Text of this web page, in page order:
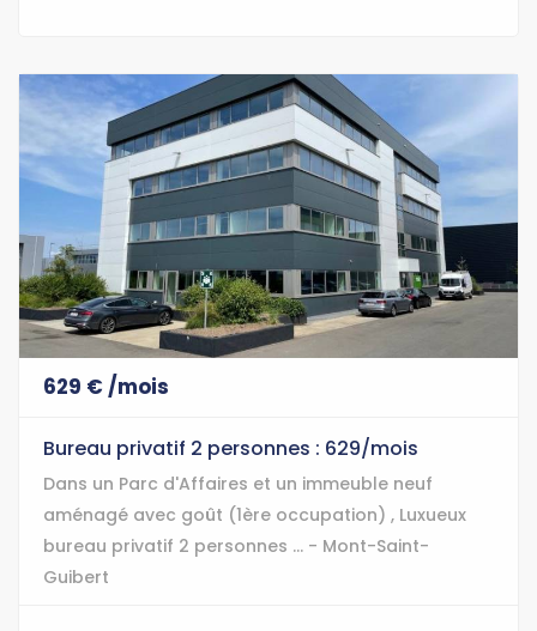
629 € /mois
Bureau privatif 2 personnes : 629/mois
Dans un Parc d'Affaires et un immeuble neuf
aménagé avec goût (1ère occupation) , Luxueux
bureau privatif 2 personnes ... - Mont-Saint-
Guibert